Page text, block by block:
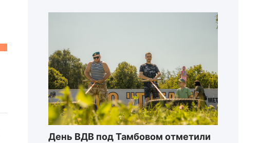
День ВДВ под Тамбовом отметили